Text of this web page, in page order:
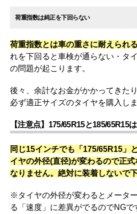
荷重指数は純正を下回らない
荷重指数とは車の重さに耐えられ
れを下回ると車検が通らない・タ
の問題が起こります。
後々、余計なお金がかかってきた
必ず適正サイズのタイヤを購入しま
【注意点】175/65R15と185/65R15
同じ15インチでも「175/65R15」
イヤの外径(直径)が変わるので正
なりません。絶対に装着しないで下
※タイヤの外径が変わるとメータ
る「速度」に差異がでるのでNGで